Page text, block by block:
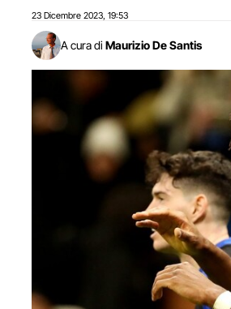
23 Dicembre 2023 19:53
A cura di Maurizio De Santis